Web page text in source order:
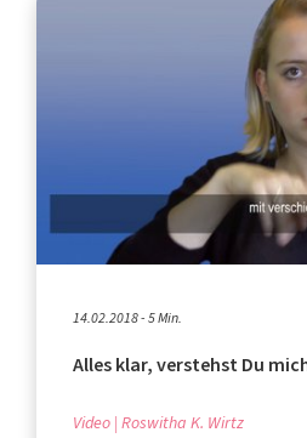
14.02.2018 - 5 Min.
Alles klar, verstehst Du
Video Roswitha K. Wirtz